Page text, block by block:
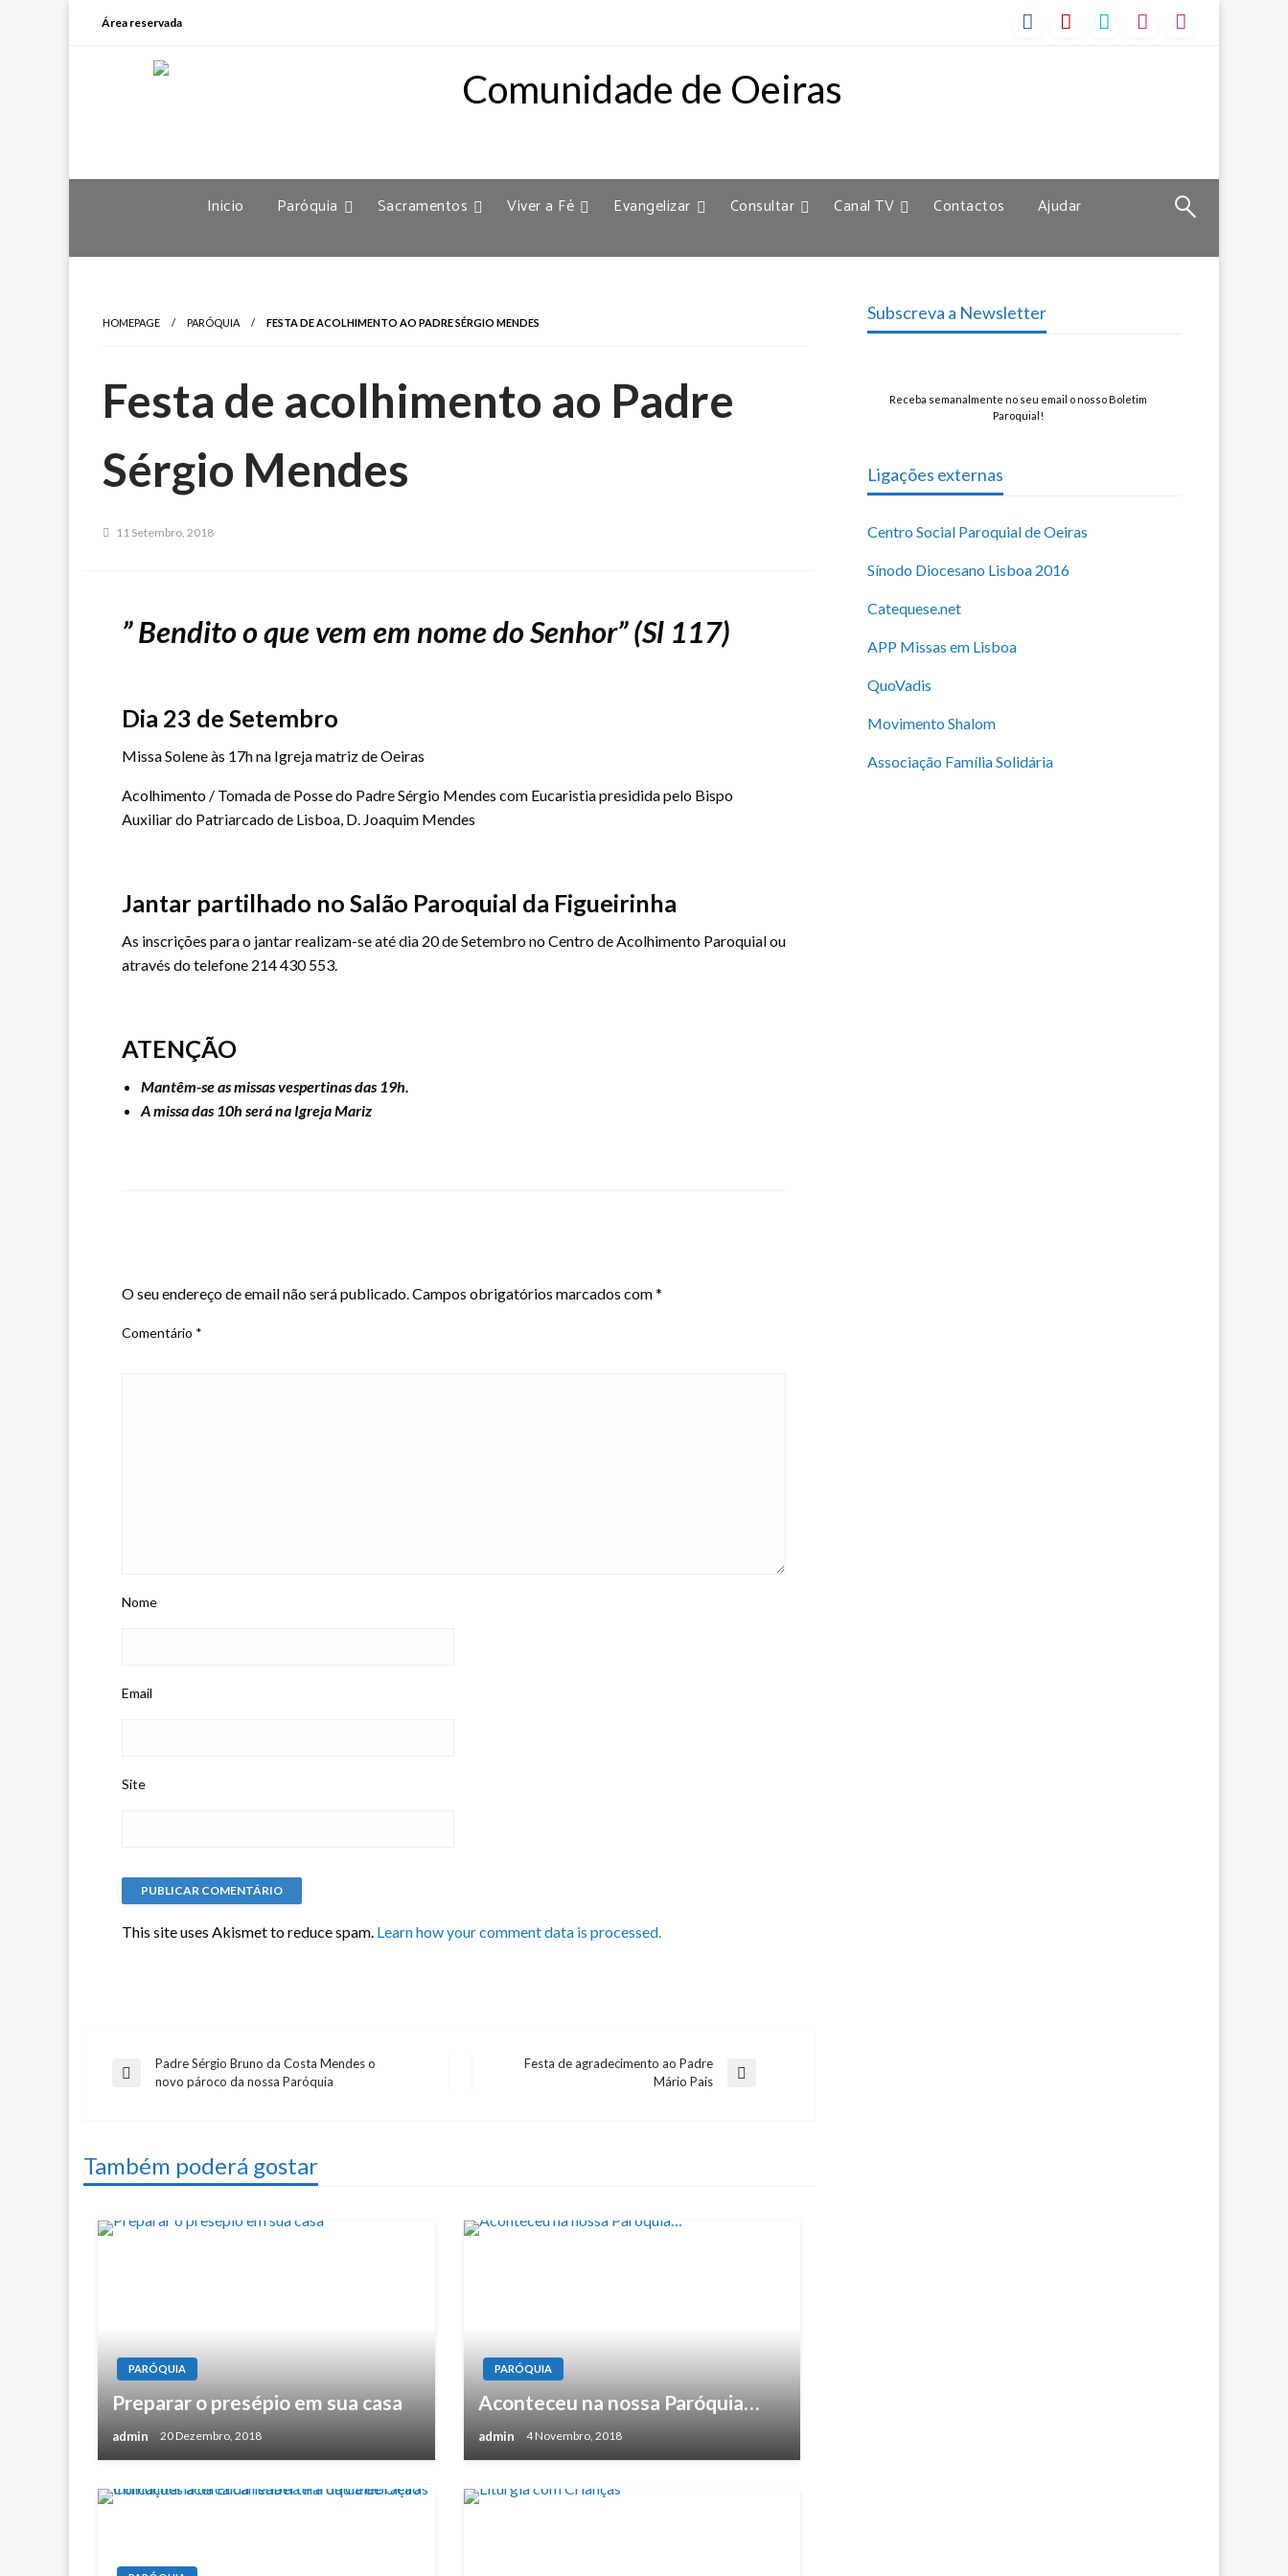
Área reservada
Inicio Paróquia Sacramentos Viver a Fé Evangelizar Consultar Canal TV Contactos Ajudar
HOMEPAGE PARÓQUIA FESTA DE ACOLHIMENTO AO PADRE SÉRGIO MENDES
Festa de acolhimento ao Padre
Sérgio Mendes
11 Setembro, 2018
” Bendito o que vem em nome do Senhor” (Sl 117)
Dia 23 de Setembro
Missa Solene às 17h na Igreja matriz de Oeiras
Acolhimento / Tomada de Posse do Padre Sérgio Mendes com Eucaristia presidida pelo Bispo
Auxiliar do Patriarcado de Lisboa, D. Joaquim Mendes
Jantar partilhado no Salão Paroquial da Figueirinha
As inscrições para o jantar realizam-se até dia 20 de Setembro no Centro de Acolhimento Paroquial ou
através do telefone 214 430 553.
ATENÇÃO
Mantêm-se as missas vespertinas das 19h.
A missa das 10h será na Igreja Mariz
O seu endereço de email não será publicado.Campos obrigatórios marcados com*
Comentário *
Nome
Email
Site
This site uses Akismet to reduce spam. Learn how your comment data is processed.
Navegação
artigos
Previous
Padre Sérgio Bruno da Costa Mendes o
novo pároco da nossa Paróquia
Festa de agradecimento ao Padre
Mário Pais
Também poderá gostar
PARÓQUIA
Preparar o presépio em sua casa
admin 20 Dezembro, 2018
PARÓQUIA
Aconteceu na nossa Paróquia…
admin 4 Novembro, 2018
Subscreva a Newsletter
Receba semanalmente no seu email o nosso Boletim
Paroquial!
Ligações externas
Centro Social Paroquial de Oeiras
Sínodo Diocesano Lisboa 2016
Catequese.net
APP Missas em Lisboa
QuoVadis
Movimento Shalom
Associação Família Solidária